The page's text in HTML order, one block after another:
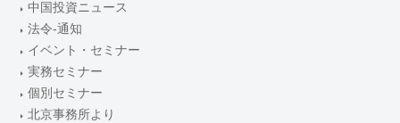
中国投資ニュース
法令-通知
イベント・セミナー
実務セミナー
個別セミナー
北京事務所より